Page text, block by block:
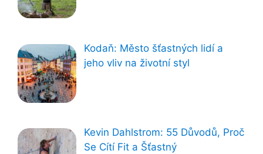
Kodaň: Město šťastných lidí a
jeho vliv na životní styl
Kevin Dahlstrom: 55 Důvodů, Proč
Se Cítí Fit a Šťastný